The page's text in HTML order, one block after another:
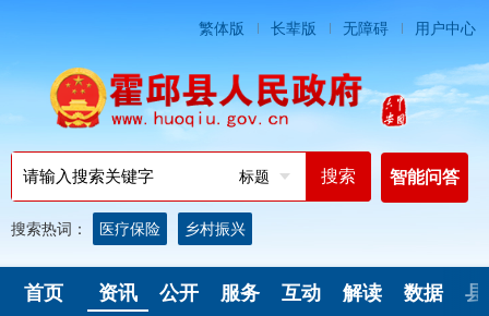
繁体版 长辈版 无障碍 用户中心
标题 智能问答
搜索热词： 医疗保险 乡村振兴
首页 资讯 公开 服务 互动 解读 数据 县